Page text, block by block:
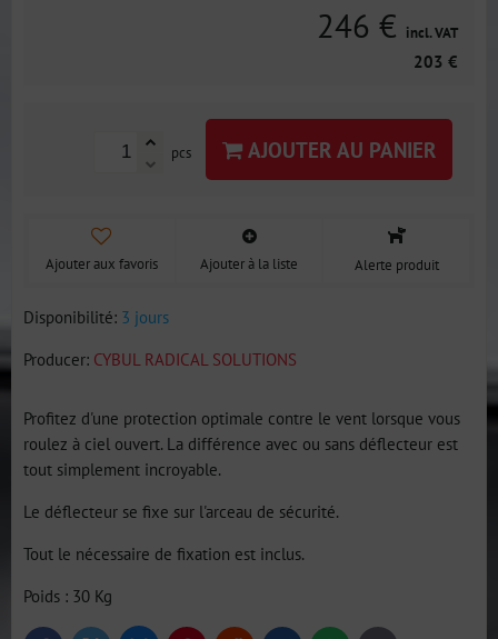
246 € incl. VAT
203 €
pcs AJOUTER AU PANIER
Ajouter aux favoris Ajouter à la liste Alerte produit
Disponibilité: 3 jours
Producer: CYBUL RADICAL SOLUTIONS
Profitez d'une protection optimale contre le vent lorsque vous
roulez à ciel ouvert. La différence avec ou sans déflecteur est
tout simplement incroyable.
Le déflecteur se fixe sur l'arceau de sécurité.
Tout le nécessaire de fixation est inclus.
Poids : 30 Kg